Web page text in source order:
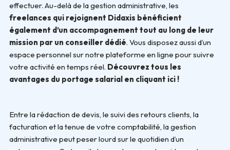
effectuer. Au-delà de la gestion administrative, les
freelances qui rejoignent Didaxis bénéficient
également d’un accompagnement tout au long de leur
mission par un conseiller dédié. Vous disposez aussi d’un
espace personnel sur notre plateforme en ligne pour suivre
votre activité en temps réel. Découvrez tous les
avantages du portage salarial en cliquant ici !
Entre la rédaction de devis, le suivi des retours clients, la
facturation et la tenue de votre comptabilité, la gestion
administrative peut peser lourd sur le quotidien d’un